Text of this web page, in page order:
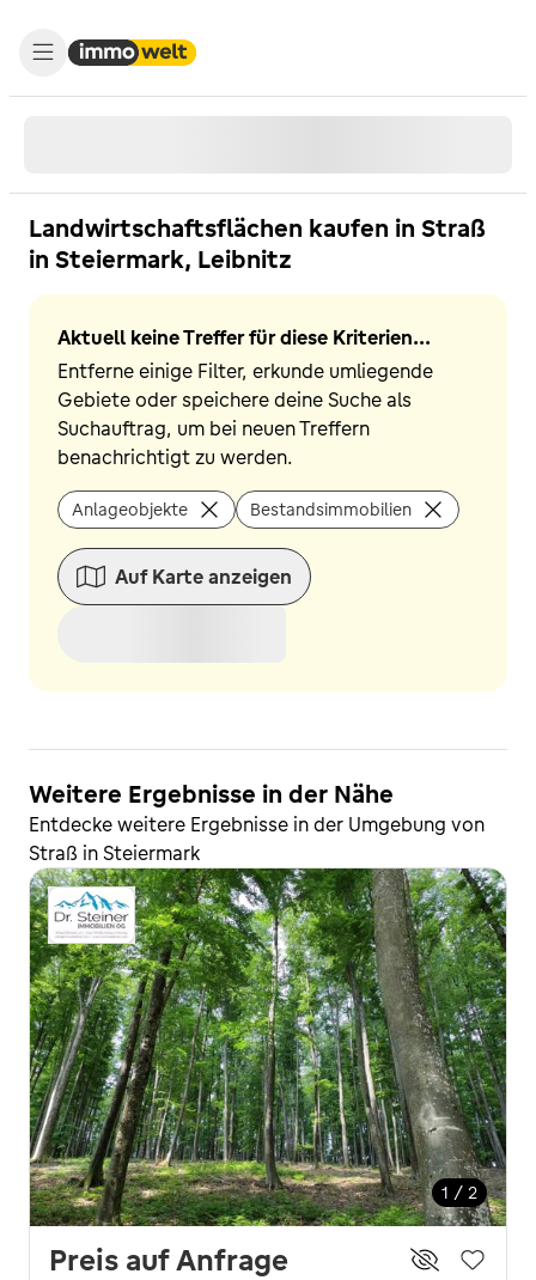
Landwirtschaftsflächen kaufen in Straß
in Steiermark, Leibnitz
Aktuell keine Treffer für diese Kriterien...
Entferne einige Filter, erkunde umliegende
Gebiete oder speichere deine Suche als
Suchauftrag, um bei neuen Treffern
benachrichtigt zu werden.
Anlageobjekte Bestandsimmobilien
Auf Karte anzeigen
Weitere Ergebnisse in der Nähe
Entdecke weitere Ergebnisse in der Umgebung von
Straß in Steiermark
1 / 2
Preis auf Anfrage